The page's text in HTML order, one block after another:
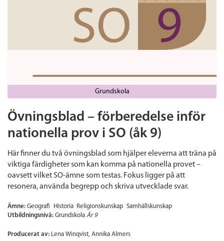
Grundskola
Övningsblad – förberedelse inför
nationella prov i SO (åk 9)
Här finner du två övningsblad som hjälper eleverna att träna på
viktiga färdigheter som kan komma på nationella provet –
oavsett vilket SO-ämne som testas. Fokus ligger på att
resonera, använda begrepp och skriva utvecklade svar.
Ämne: Geografi Historia Religionskunskap Samhällskunskap
Utbildningsnivå: Grundskola År 9
Producerat av: Lena Winqvist, Annika Almers